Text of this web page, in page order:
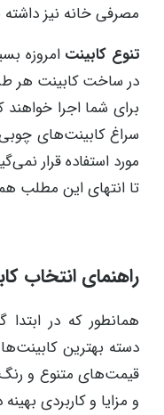
مصرفی خانه نیز داشته
تنوع کابینتامروزه
در ساخت کابینت هر
برای شما اجرا
سراغ کابینت‌های
مورد استفاده قرار
تا انتهای این مطلب
راهنمای انتخاب
همانطور که در ابتدا
دسته بهترین
قیمت‌های متنوع و
و مزایا و کاربردی بهینه